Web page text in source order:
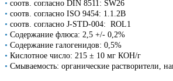
• соотв. согласно DIN 8511: SW26
• соотв. согласно ISO 9454: 1.1.2B
• соотв. согласно J-STD-004: ROL1
• Содержание флюса: 2,5 +/- 0,2%
• Содержание галогенидов: 0,5%
• Кислотное число: 215 ± 10 мг КОН/г
• Смываемость: органические растворители,